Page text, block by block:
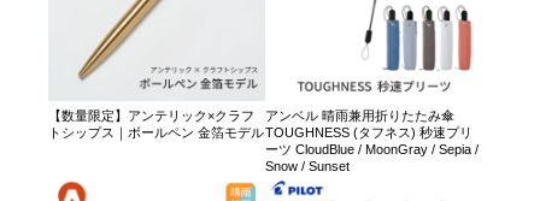
【数量限定】アンテリック×クラフ
トシップス｜ボールペン 金箔モデル
アンベル 晴雨兼用折りたたみ傘
TOUGHNESS (タフネス) 秒速プリ
ーツ CloudBlue / MoonGray / Sepia /
Snow / Sunset